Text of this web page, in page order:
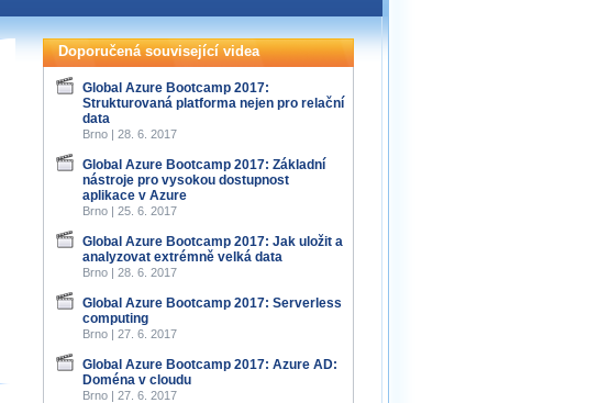
Doporučená související videa
Global Azure Bootcamp 2017:
Strukturovaná platforma nejen pro relační
data
Brno | 28. 6. 2017
Global Azure Bootcamp 2017: Základní
nástroje pro vysokou dostupnost
aplikace v Azure
Brno | 25. 6. 2017
Global Azure Bootcamp 2017: Jak uložit a
analyzovat extrémně velká data
Brno | 28. 6. 2017
Global Azure Bootcamp 2017: Serverless
computing
Brno | 27. 6. 2017
Global Azure Bootcamp 2017: Azure AD:
Doména v cloudu
Brno | 27. 6. 2017